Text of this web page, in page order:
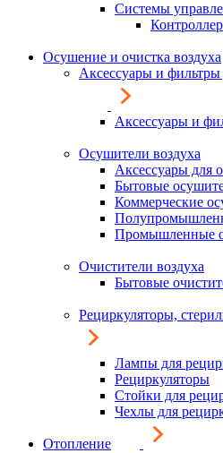
Системы
Осушение и очистка воздуха
Аксессуары и фильтры
Аксессуары и
Осушители воздуха
Аксессуары для
Бытовые
Коммерческие
Промышленные
Очистители воздуха
Бытовые
Рециркуляторы,
Лампы для
Рециркуляторы
Стойки для
Чехлы для
Отопление